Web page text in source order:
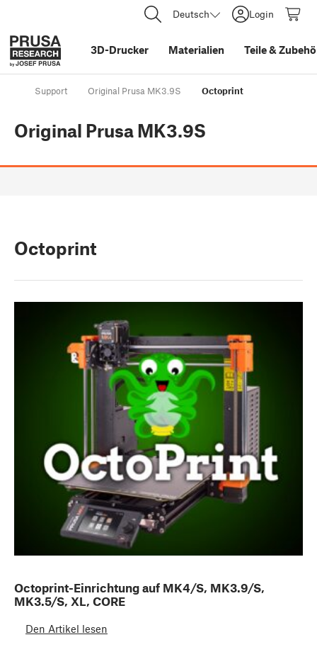
Deutsch Login
3D-Drucker Materialien Teile&
Support Original Prusa MK3.9S Octoprint
Original Prusa MK3.9S
Octoprint
Octoprint-Einrichtung auf MK4/S, MK3.9/S,
MK3.5/S, XL, CORE
Den Artikel lesen